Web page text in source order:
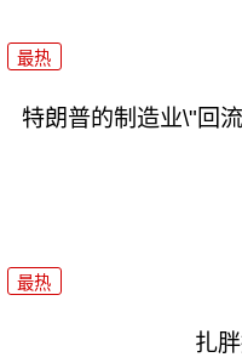
最热
特朗普的制造业\"回
最热
扎